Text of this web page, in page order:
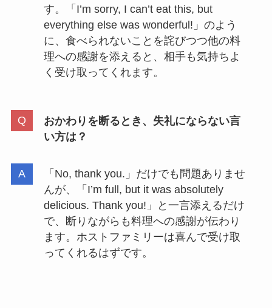
す。「I’m sorry, I can’t eat this, but
everything else was wonderful!」のよう
に、食べられないことを詫びつつ他の料
理への感謝を添えると、相手も気持ちよ
く受け取ってくれます。
おかわりを断るとき、失礼にならない言
い方は？
「No, thank you.」だけでも問題ありませ
んが、「I’m full, but it was absolutely
delicious. Thank you!」と一言添えるだけ
で、断りながらも料理への感謝が伝わり
ます。ホストファミリーは喜んで受け取
ってくれるはずです。